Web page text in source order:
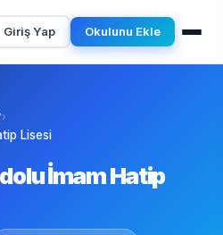
Giriş Yap Okulunu Ekle
›
Lisesi
İmam Hatip